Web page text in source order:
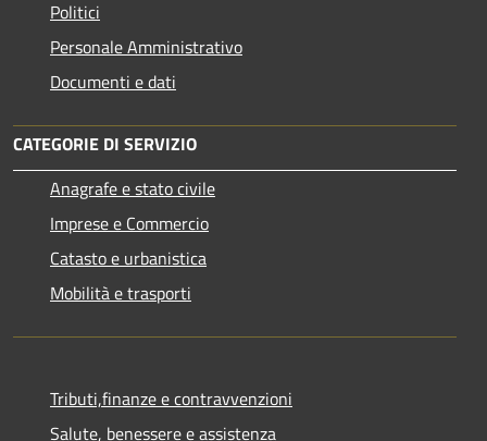
Politici
Personale Amministrativo
Documenti e dati
CATEGORIE DI SERVIZIO
Anagrafe e stato civile
Imprese e Commercio
Catasto e urbanistica
Mobilità e trasporti
Tributi,finanze e contravvenzioni
Salute, benessere e assistenza